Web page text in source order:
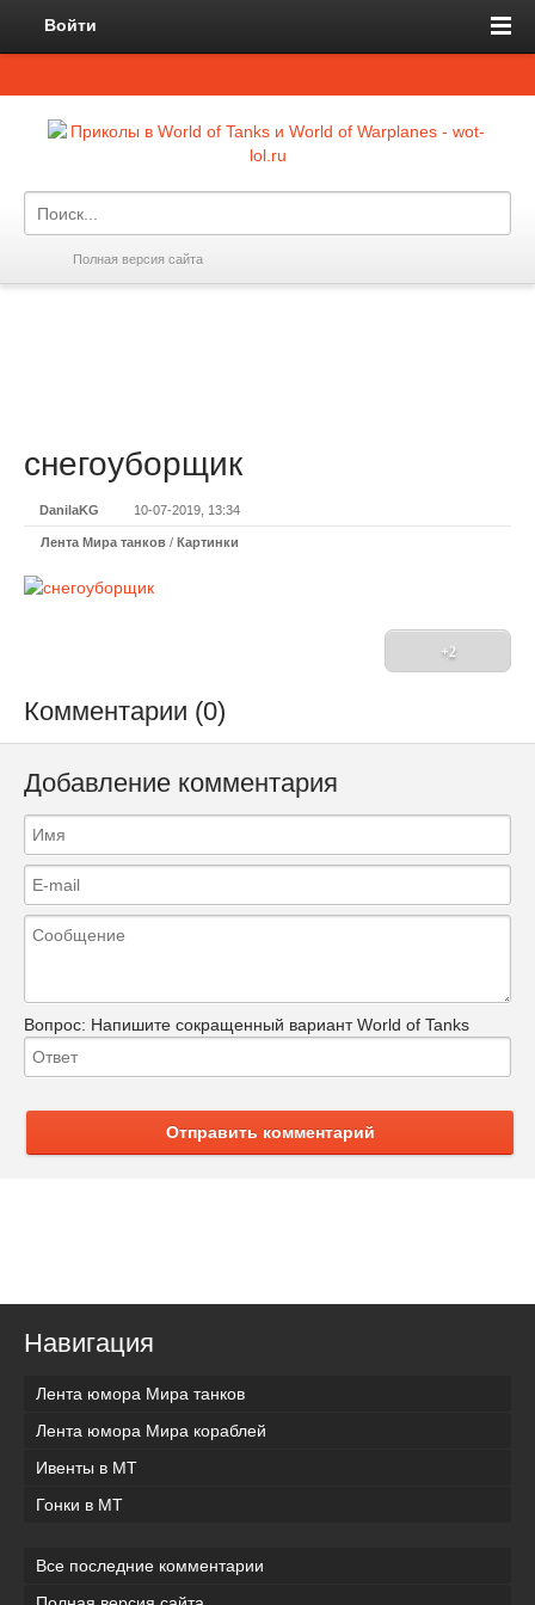
Войти
Полная версия сайта
снегоуборщик
DanilaKG 10-07-2019, 13:34
Лента Мира танков / Картинки
+2
Комментарии (0)
Добавление комментария
Вопрос: Напишите сокращенный вариант World of Tanks
Отправить комментарий
Навигация
Лента юмора Мира танков
Лента юмора Мира кораблей
Ивенты в МТ
Гонки в МТ
Все последние комментарии